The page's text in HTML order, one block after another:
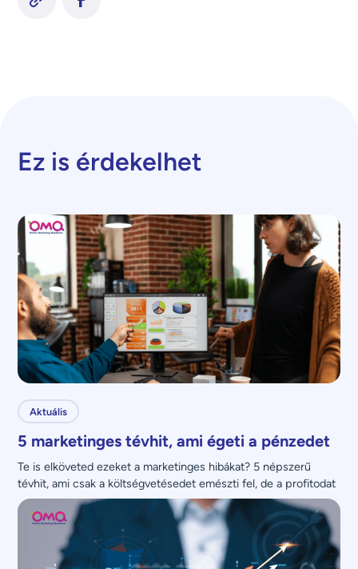
Ez is érdekelhet
Aktuális
5 marketinges tévhit, ami égeti a pénzedet
Te is elköveted ezeket a marketinges hibákat? 5 népszerű
tévhit, ami csak a költségvetésedet emészti fel, de a profitodat
nem növeli.